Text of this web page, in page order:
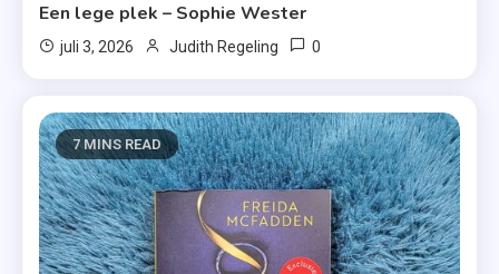
Een lege plek – Sophie Wester
juli 3, 2026 Judith Regeling 0
7 MINS READ